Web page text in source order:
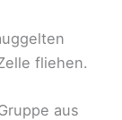
fliehen.
aus